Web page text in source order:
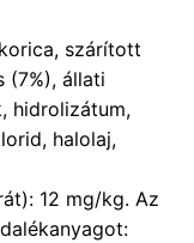
szárított
(7%), állati
hidrolizátum,
halolaj,
12 mg/kg. Az